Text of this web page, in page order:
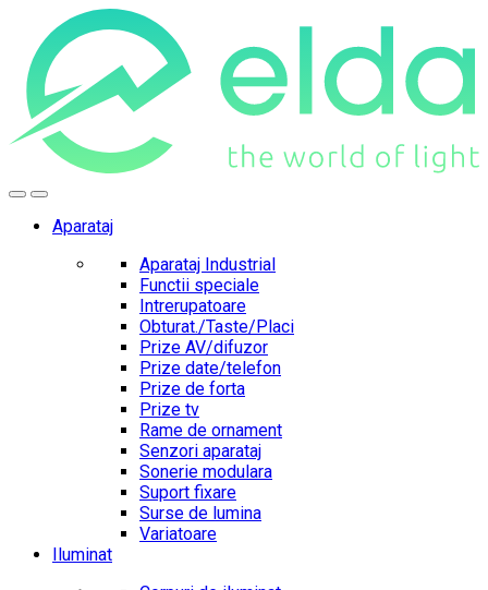
navigation
content
Aparataj
Aparataj Industrial
Functii speciale
Intrerupatoare
Obturat./Taste/Placi
Prize AV/difuzor
Prize date/telefon
Prize de forta
Prize tv
Rame de ornament
Senzori aparataj
Sonerie modulara
Suport fixare
Surse de lumina
Variatoare
Iluminat